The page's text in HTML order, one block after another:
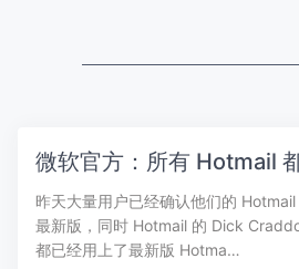
微软官方：所有 Hotmail
昨天大量用户已经确认他们的
最新版，同时 Hotmail 的 Dick
都已经用上了最新版 Hotma…